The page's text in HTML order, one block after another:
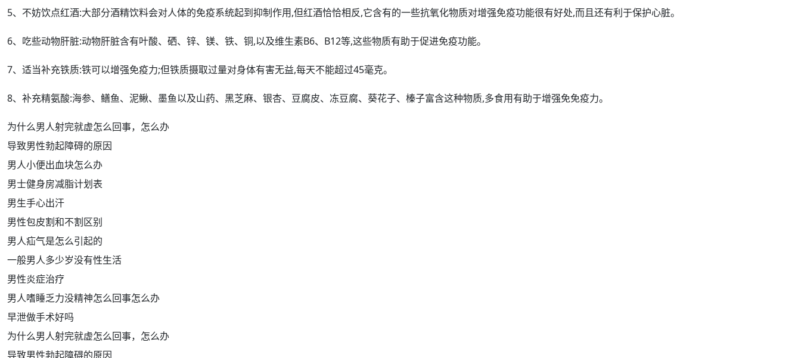
5、不妨饮点红酒:大部分酒精饮料会对人体的免疫系统起到抑制作用,但红酒恰恰相反,它含有的一些抗氧化物质对增强免疫功能很有好处,而且还有利于保护心脏。
6、吃些动物肝脏:动物肝脏含有叶酸、硒、锌、镁、铁、铜,以及维生素B6、B12等,这些物质有助于促进免疫功能。
7、适当补充铁质:铁可以增强免疫力;但铁质摄取过量对身体有害无益,每天不能超过45毫克。
8、补充精氨酸:海参、鳝鱼、泥鳅、墨鱼以及山药、黑芝麻、银杏、豆腐皮、冻豆腐、葵花子、榛子富含这种物质,多食用有助于增强免免疫力。
为什么男人射完就虚怎么回事，怎么办
导致男性勃起障碍的原因
男人小便出血块怎么办
男士健身房减脂计划表
男生手心出汗
男性包皮割和不割区别
男人疝气是怎么引起的
一般男人多少岁没有性生活
男性炎症治疗
男人嗜睡乏力没精神怎么回事怎么办
早泄做手术好吗
为什么男人射完就虚怎么回事，怎么办
导致男性勃起障碍的原因